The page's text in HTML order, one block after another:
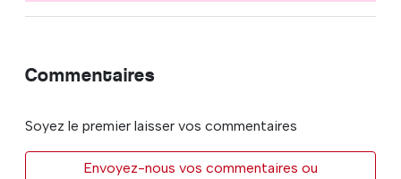
Commentaires
Soyez le premier laisser vos commentaires
Envoyez-nous vos commentaires ou